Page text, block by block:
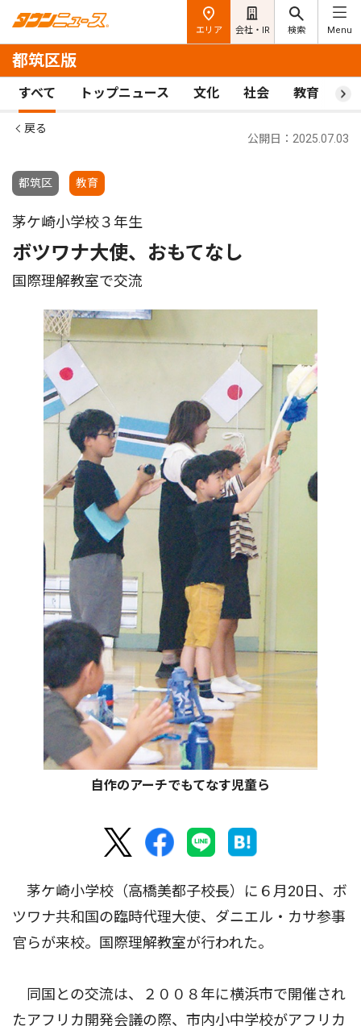
エリア 会社・IR 検索 Menu
都筑区版
すべて トップニュース 文化 社会 教育 ス
戻る
都筑区 教育
公開日：2025.07.03
茅ケ崎小学校３年生
ボツワナ大使、おもてなし
国際理解教室で交流
自作のアーチでもてなす児童ら
茅ケ崎小学校（高橋美都子校長）に６月20日、ボ
ツワナ共和国の臨時代理大使、ダニエル・カサ参事
官らが来校。国際理解教室が行われた。
同国との交流は、２００８年に横浜市で開催され
たアフリカ開発会議の際、市内小中学校がアフリカ